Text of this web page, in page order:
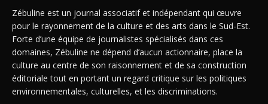
Zébuline est un journal associatif et indépendant qui œuvre
pour le rayonnement de la culture et des arts dans le Sud-Est.
Forte d’une équipe de journalistes spécialisés dans ces
domaines, Zébuline ne dépend d’aucun actionnaire, place la
culture au centre de son raisonnement et de sa construction
éditoriale tout en portant un regard critique sur les politiques
environnementales, culturelles, et les discriminations.